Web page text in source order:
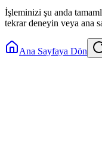
İşleminizi şu anda
tekrar deneyin veya ana
Ana Sayfaya Dön